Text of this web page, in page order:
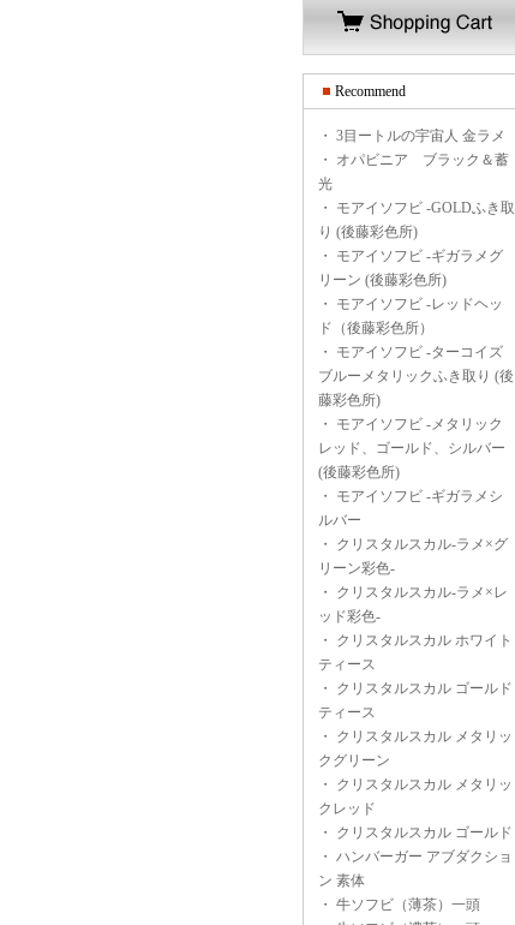
Recommend
・ 3目ートルの宇宙人 金ラメ
・ オパビニア ブラック＆蓄
光
・ モアイソフビ -GOLDふき取
り (後藤彩色所)
・ モアイソフビ -ギガラメグ
リーン (後藤彩色所)
・ モアイソフビ -レッドヘッ
ド（後藤彩色所）
・ モアイソフビ -ターコイズ
ブルーメタリックふき取り (後
藤彩色所)
・ モアイソフビ -メタリック
レッド、ゴールド、シルバー
(後藤彩色所)
・ モアイソフビ -ギガラメシ
ルバー
・ クリスタルスカル-ラメ×グ
リーン彩色-
・ クリスタルスカル-ラメ×レ
ッド彩色-
・ クリスタルスカル ホワイト
ティース
・ クリスタルスカル ゴールド
ティース
・ クリスタルスカル メタリッ
クグリーン
・ クリスタルスカル メタリッ
クレッド
・ クリスタルスカル ゴールド
・ ハンバーガー アブダクショ
ン 素体
・ 牛ソフビ（薄茶）一頭